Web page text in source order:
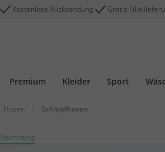
Kostenlose Rücksendung Gratis
Premium Kleider Sport
Hosen | Schlupfhosen
Nachhaltig